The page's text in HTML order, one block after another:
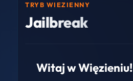
TRYB WIEZIENNY
Jailbreak
Witaj w Więzieniu!